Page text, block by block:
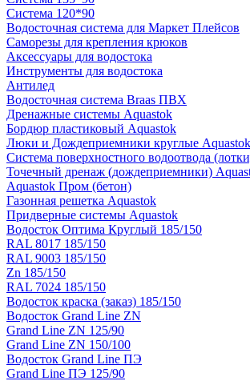
Система 120*90
Водосточная система для Маркет Плейсов
Саморезы для крепления крюков
Аксессуары для водостока
Инструменты для водостока
Антилед
Водосточная система Braas ПВХ
Дренажные системы Aquastok
Бордюр пластиковый Aquastok
Люки и Дождеприемники круглые Aquastok
Система поверхностного водоотвода
Точечный дренаж (дождеприемники)
Aquastok Пром (бетон)
Газонная решетка Aquastok
Придверные системы Aquastok
Водосток Оптима Круглый 185/150
RAL 8017 185/150
RAL 9003 185/150
Zn 185/150
RAL 7024 185/150
Водосток краска (заказ) 185/150
Водосток Grand Line ZN
Grand Line ZN 125/90
Grand Line ZN 150/100
Водосток Grand Line ПЭ
Grand Line ПЭ 125/90